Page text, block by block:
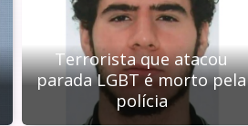
Terrorista que atacou
parada LGBT é morto pela
polícia